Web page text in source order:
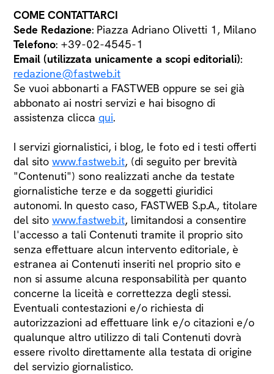
COME CONTATTARCI
Sede Redazione: Piazza Adriano Olivetti 1, Milano
Telefono: +39-02-4545-1
Email (utilizzata unicamente a scopi editoriali):
redazione@fastweb.it
Se vuoi abbonarti a FASTWEB oppure se sei già
abbonato ai nostri servizi e hai bisogno di
assistenza clicca qui.
I servizi giornalistici, i blog, le foto ed i testi offerti
dal sito www.fastweb.it, (di seguito per brevità
"Contenuti") sono realizzati anche da testate
giornalistiche terze e da soggetti giuridici
autonomi. In questo caso, FASTWEB S.p.A., titolare
del sito www.fastweb.it, limitandosi a consentire
l'accesso a tali Contenuti tramite il proprio sito
senza effettuare alcun intervento editoriale, è
estranea ai Contenuti inseriti nel proprio sito e
non si assume alcuna responsabilità per quanto
concerne la liceità e correttezza degli stessi.
Eventuali contestazioni e/o richiesta di
autorizzazioni ad effettuare link e/o citazioni e/o
qualunque altro utilizzo di tali Contenuti dovrà
essere rivolto direttamente alla testata di origine
del servizio giornalistico.